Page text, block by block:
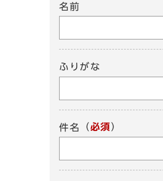
名前
ふりがな
件名 （必須）